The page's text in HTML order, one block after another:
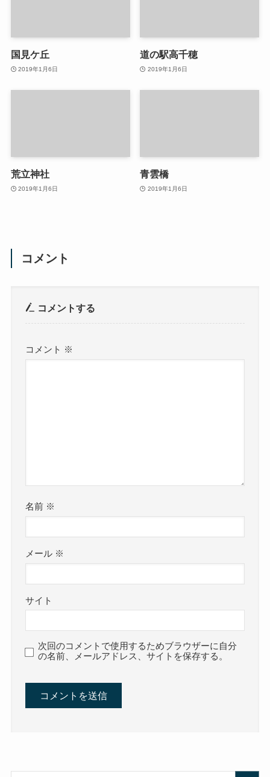
国見ケ丘
2019年1月6日
道の駅高千穂
2019年1月6日
荒立神社
2019年1月6日
青雲橋
2019年1月6日
コメント
コメントする
コメント ※
名前 ※
メール ※
サイト
次回のコメントで使用するためブラウザーに自分
の名前、メールアドレス、サイトを保存する。